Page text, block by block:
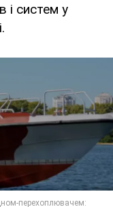
і систем у